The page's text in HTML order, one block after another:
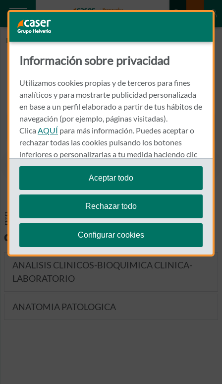
Inicio EUROFINS
EUROFINS
08903 - HOSPITALET DE LLOBREGAT,
933 335 550
Llamar a EUROFINS
Ver el mapa en Google Maps
Especialidades y pruebas
diagnósticas
ANALISIS CLINICOS-BIOQUIMICA CLINICA-
LABORATORIO
ANATOMIA PATOLOGICA
Información sobre privacidad
Utilizamos cookies propias y de terceros para fines
analíticos y para mostrarte publicidad personalizada
en base a un perfil elaborado a partir de tus hábitos de
navegación (por ejemplo, páginas visitadas).
Clica AQUÍ para más información. Puedes aceptar o
rechazar todas las cookies pulsando los botones
inferiores o personalizarlas a tu medida haciendo clic
en"configurar cookies".
Te recordamos que puedes modificar tus ajustes de
cookies en cualquier momento en la sección
Aceptar todo
Rechazar todo
Configurar cookies